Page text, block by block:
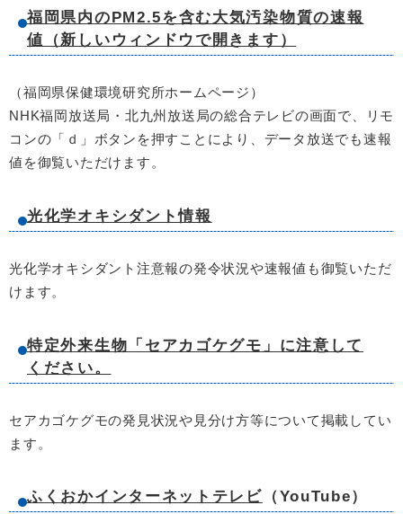
福岡県内のPM2.5を含む大気汚染物質の速報
値（新しいウィンドウで開きます）
（福岡県保健環境研究所ホームページ）
NHK福岡放送局・北九州放送局の総合テレビの画面で、リモ
コンの「ｄ」ボタンを押すことにより、データ放送でも速報
値を御覧いただけます。
光化学オキシダント情報
光化学オキシダント注意報の発令状況や速報値も御覧いただ
けます。
特定外来生物「セアカゴケグモ」に注意して
ください。
セアカゴケグモの発見状況や見分け方等について掲載してい
ます。
ふくおかインターネットテレビ （YouTube）